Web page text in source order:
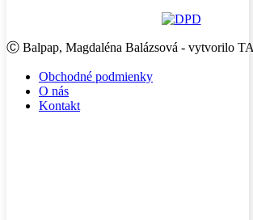
Ⓒ Balpap, Magdaléna Balázsová - vytvorilo
Obchodné podmienky
O nás
Kontakt